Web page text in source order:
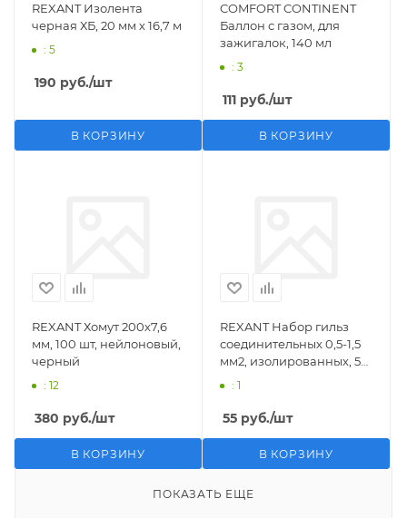
REXANT Изолента
черная ХБ, 20 мм х 16,7 м
: 5
190 руб./шт
В КОРЗИНУ
COMFORT CONTINENT
Баллон с газом, для
зажигалок, 140 мл
: 3
111 руб./шт
В КОРЗИНУ
REXANT Хомут 200х7,6
мм, 100 шт, нейлоновый,
черный
: 12
380 руб./шт
В КОРЗИНУ
REXANT Набор гильз
соединительных 0,5-1,5
мм2, изолированных, 5
: 1
55 руб./шт
В КОРЗИНУ
ПОКАЗАТЬ ЕЩЕ